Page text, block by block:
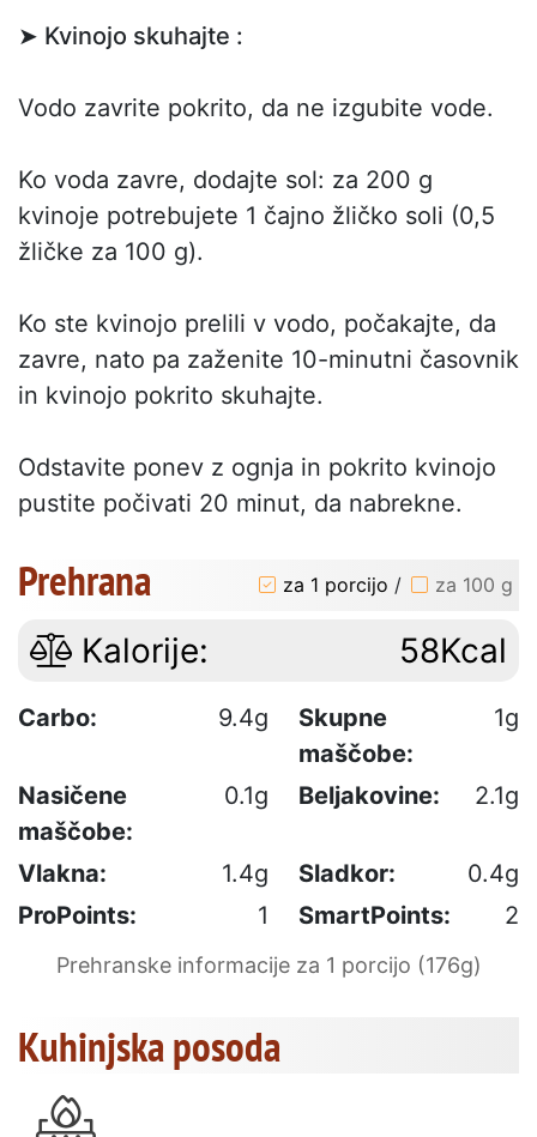
➤ Kvinojo skuhajte :
Vodo zavrite pokrito, da ne izgubite vode.
Ko voda zavre, dodajte sol: za 200 g
kvinoje potrebujete 1 čajno žličko soli (0,5
žličke za 100 g).
Ko ste kvinojo prelili v vodo, počakajte, da
zavre, nato pa zaženite 10-minutni časovnik
in kvinojo pokrito skuhajte.
Odstavite ponev z ognja in pokrito kvinojo
pustite počivati 20 minut, da nabrekne.
Prehrana za 1 porcijo / za 100 g
Kalorije: 58Kcal
Carbo: 9.4g
Skupne
maščobe:
1g
Nasičene
maščobe:
0.1g Beljakovine: 2.1g
Vlakna: 1.4g Sladkor:
0.4g
ProPoints:
1 SmartPoints: 2
Prehranske informacije za 1 porcijo (176g)
Kuhinjska posoda